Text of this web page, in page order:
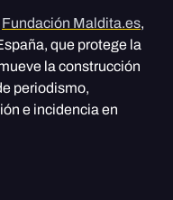
Fundación Maldita.es,
que protege la
la construcción
periodismo,
e incidencia en